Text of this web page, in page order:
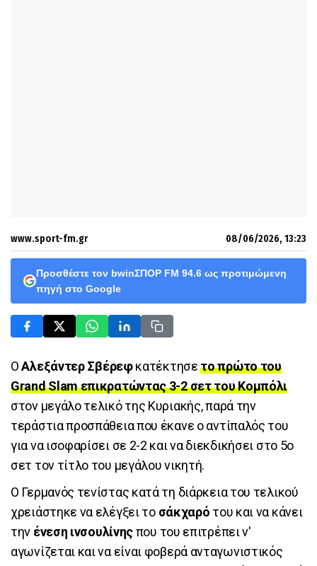
www.sport-fm.gr 08/06/2026, 13:23
Προσθέστε τον bwinΣΠΟΡ FM 94.6 ως προτιμώμενη
πηγή στο Google
ΟΑλεξάντερ Σβέρεφκατέκτησετο πρώτο του
Grand Slam επικρατώντας 3-2 σετ του Κομπόλι
στον μεγάλο τελικό της Κυριακής, παρά την
τεράστια προσπάθεια που έκανε ο αντίπαλός του
για να ισοφαρίσει σε 2-2 και να διεκδικήσει στο 5ο
σετ τον τίτλο του μεγάλου νικητή.
Ο Γερμανός τενίστας κατά τη διάρκεια του τελικού
χρειάστηκε να ελέγξει το σάκχαρό του και να κάνει
την ένεση ινσουλίνηςπου του επιτρέπει ν'
αγωνίζεται και να είναι φοβερά ανταγωνιστικός